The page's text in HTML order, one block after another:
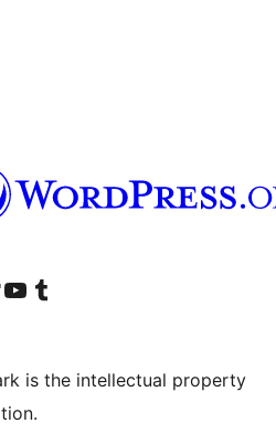
Instagram
de LinkedIn
cuenta de TikTok
Visita nuestro canal de YouTube
Visita nuestra cuenta de Tumblr
is the intellectual property